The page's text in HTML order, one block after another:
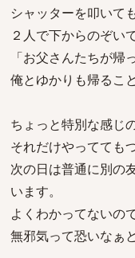
シャッターを叩いて
２人で下からのぞい
「お父さんたちが
俺とゆかりも帰るこ
ちょっと特別な感じ
それだけやってても
次の日は普通に別の
います。
よくわかってないの
無邪気って恐いなぁ